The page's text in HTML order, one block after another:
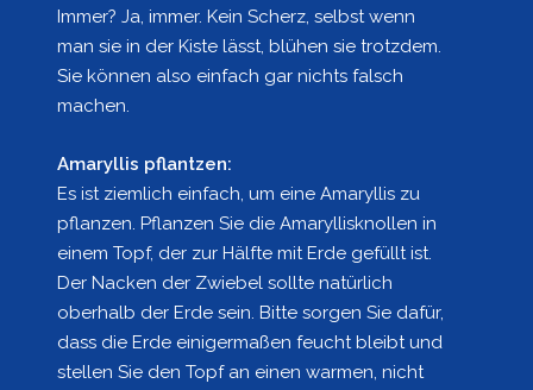
Immer? Ja, immer. Kein Scherz, selbst wenn
man sie in der Kiste lässt, blühen sie trotzdem.
Sie können also einfach gar nichts falsch
machen.
Amaryllis pflantzen:
Es ist ziemlich einfach, um eine Amaryllis zu
pflanzen. Pflanzen Sie die Amaryllisknollen in
einem Topf, der zur Hälfte mit Erde gefüllt ist.
Der Nacken der Zwiebel sollte natürlich
oberhalb der Erde sein. Bitte sorgen Sie dafür,
dass die Erde einigermaßen feucht bleibt und
stellen Sie den Topf an einen warmen, nicht